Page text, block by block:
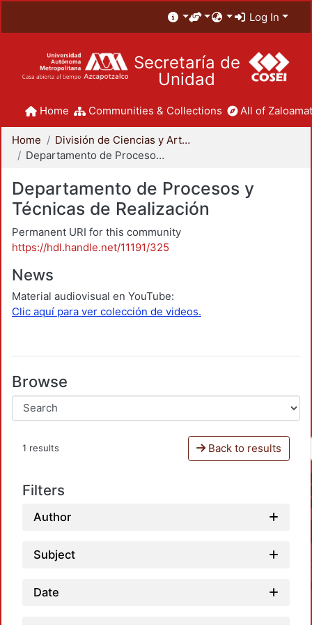
Log In
Secretaría de
Unidad
Home Communities & Collections All of
Home
División de Ciencias y Artes para el Diseño
Departamento de Procesos y Técnicas de Realización
Departamento de Procesos y
Técnicas de Realización
Permanent URI for this community
https://hdl.handle.net/11191/325
News
Material audiovisual en YouTube:
Clic aquí para ver colección de videos.
Browse
1 results Back to results
Filters
Author
Subject
Date